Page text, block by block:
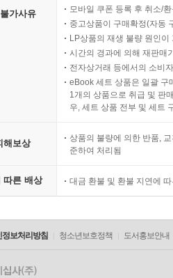
가사유
모바일 쿠폰 등록 후 취소/
중고상품이 구매확정(자동
LP상품의 재생 불량 원인
시간의 경과에 의해 재판매
전자상거래 등에서의 소비
eBook 세트 상품은 일괄 구
1개의 상품으로 취급 및 판
우, 세트 상품 전부 및 세트
해보상
상품의 불량에 의한 반품,
준하여 처리됨
따른 배상 대금 환불 및 환불 지연에
정보처리방침 청소년보호정책 도서홍보안내